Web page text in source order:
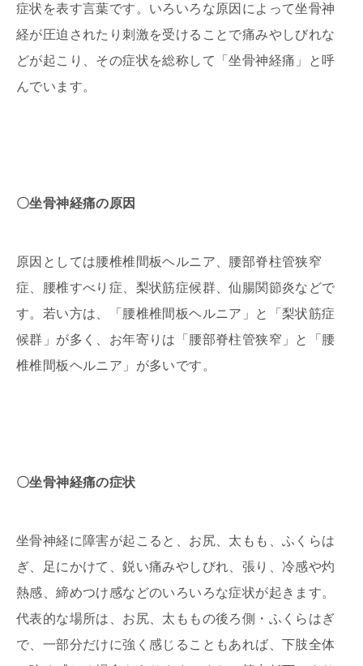
症状を表す言葉です。いろいろな原因によって坐骨神
経が圧迫されたり刺激を受けることで痛みやしびれな
どが起こり、その症状を総称して「坐骨神経痛」と呼
んでいます。
〇坐骨神経痛の原因
原因としては腰椎椎間板ヘルニア、腰部脊柱管狭窄
症、腰椎すべり症、梨状筋症候群、仙腸関節炎などで
す。若い方は、「腰椎椎間板ヘルニア」と「梨状筋症
候群」が多く、お年寄りは「腰部脊柱管狭窄」と「腰
椎椎間板ヘルニア」が多いです。
〇坐骨神経痛の症状
坐骨神経に障害が起こると、お尻、太もも、ふくらは
ぎ、足にかけて、鋭い痛みやしびれ、張り、冷感や灼
熱感、締めつけ感などのいろいろな症状が起きます。
代表的な場所は、お尻、太ももの後ろ側・ふくらはぎ
で、一部分だけに強く感じることもあれば、下肢全体